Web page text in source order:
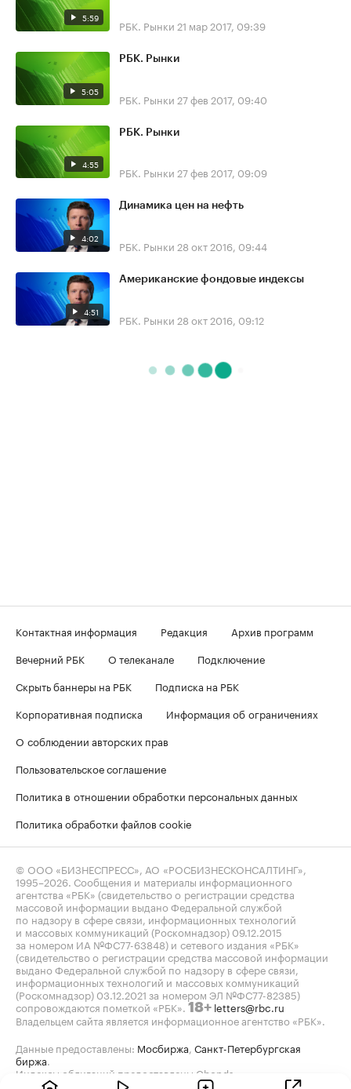
5:59 РБК. Рынки 21 мар 2017, 09:39
5:05
РБК. Рынки
РБК. Рынки 27 фев 2017, 09:40
4:55
РБК. Рынки
РБК. Рынки 27 фев 2017, 09:09
4:02
Динамика цен на нефть
РБК. Рынки 28 окт 2016, 09:44
4:51
Американские фондовые индексы
РБК. Рынки 28 окт 2016, 09:12
Контактная информация Редакция
Архив программ
Вечерний РБК
О телеканале
Подключение
Скрыть баннеры на РБК
Подписка на РБК
Корпоративная подписка
Информация об ограничениях
О соблюдении авторских прав
Пользовательское соглашение
Политика в отношении обработки персональных данных
Политика обработки файлов cookie
© ООО «БИЗНЕСПРЕСС», АО «РОСБИЗНЕСКОНСАЛТИНГ»,
1995–2026 . Сообщения и материалы информационного
агентства «РБК» (свидетельство о регистрации средства
массовой информации выдано Федеральной службой
по надзору в сфере связи, информационных технологий
и массовых коммуникаций (Роскомнадзор) 09.12.2015
за номером ИА №ФС77-63848) и сетевого издания «РБК»
(свидетельство о регистрации средства массовой информации
выдано Федеральной службой по надзору в сфере связи,
информационных технологий и массовых коммуникаций
(Роскомнадзор) 03.12.2021 за номером ЭЛ №ФС77-82385)
сопровождаются пометкой «РБК». 18+ letters@rbc.ru
Владельцем сайта является информационное агентство «РБК».
Данные предоставлены: Мосбиржа Санкт-Петербургская
биржа
Индексы облигаций предоставлены Cbonds.